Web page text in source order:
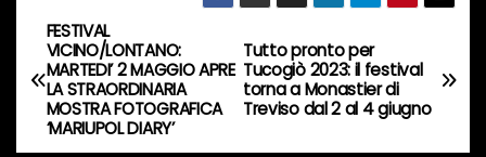
r
s
o
…
N
a
v
Tutto pronto per
Tucogiò 2023: il festival
torna a Monastier di
Treviso dal 2 al 4 giugno
FESTIVAL
VICINO/LONTANO:
MARTEDI’ 2 MAGGIO APRE
LA STRAORDINARIA
MOSTRA FOTOGRAFICA
‘MARIUPOL DIARY’